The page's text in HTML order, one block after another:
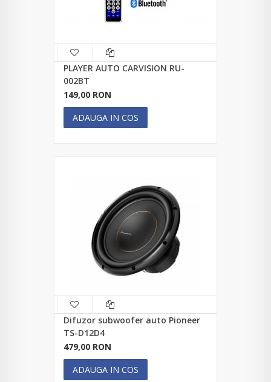
PLAYER AUTO CARVISION RU-
002BT
149,00 RON
ADAUGA IN COS
Difuzor subwoofer auto Pioneer
TS-D12D4
479,00 RON
ADAUGA IN COS